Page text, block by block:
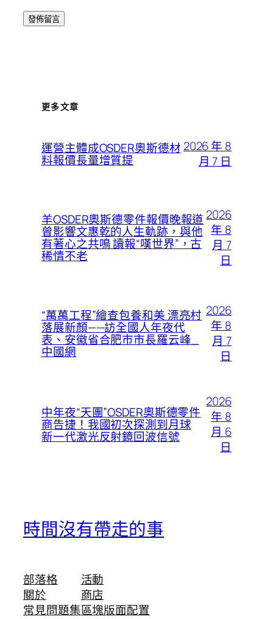
更多文章
運營主體成OSDER奧斯德材
料報價長量增質提
2026 年 8
月 7 日
羊OSDER奧斯德零件報價晚報道
曾影響文惠乾的人生軌跡，與他
有著心之共鳴 讀報“嘆世界”，古
稀情不老
2026
年 8
月 7
日
“萬萬工程”繪查包養和美 漂亮村
落展新顏——訪全國人年夜代
表、安徽省合肥市市長羅云峰_
中國網
2026
年 8
月 7
日
中年夜“天團”OSDER奧斯德零件
商告捷！我國初次探測到月球
新一代激光反射鏡回波信號
2026
年 8
月 6
日
時間沒有帶走的事
部落格
關於
常見問題集
活動
商店
區塊版面配置